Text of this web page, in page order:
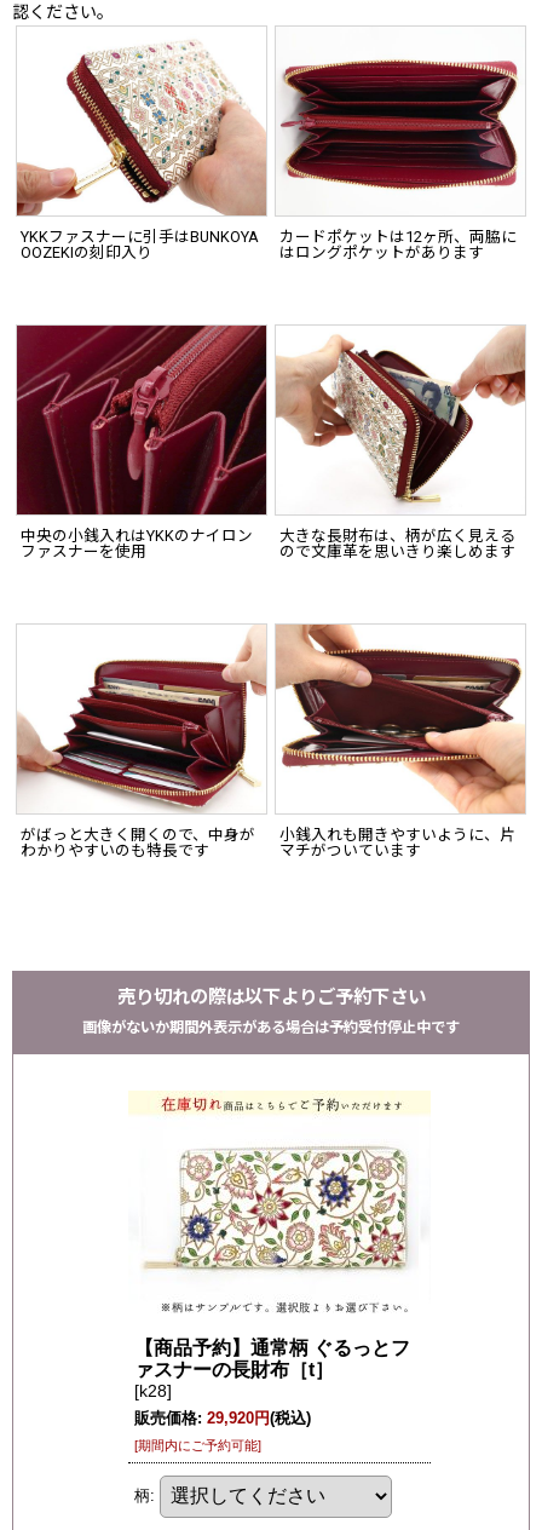
認ください。
YKKファスナーに引手はBUNKOYA
OOZEKIの刻印入り
カードポケットは12ヶ所、両脇に
はロングポケットがあります
中央の小銭入れはYKKのナイロン
ファスナーを使用
大きな長財布は、柄が広く見える
ので文庫革を思いきり楽しめます
がばっと大きく開くので、中身が
わかりやすいのも特長です
小銭入れも開きやすいように、片
マチがついています
売り切れの際は以下よりご予約下さい
画像がないか期間外表示がある場合は予約受付停止中です